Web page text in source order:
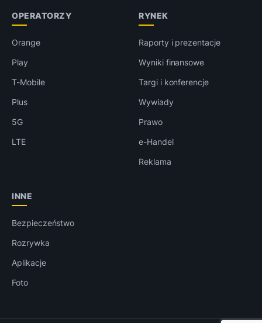
OPERATORZY
Orange
Play
T-Mobile
Plus
5G
LTE
RYNEK
Raporty i prezentacje
Wyniki finansowe
Targi i konferencje
Wywiady
Prawo
e-Handel
Reklama
INNE
Bezpieczeństwo
Rozrywka
Aplikacje
Foto